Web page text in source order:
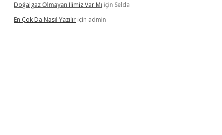
Doğalgaz Olmayan Ilimiz Var Mı için Selda
En Çok Da Nasıl Yazılır için admin